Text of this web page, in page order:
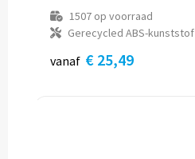
1507op voorraad
Gerecycled ABS-kunststof
vanaf € 25,49